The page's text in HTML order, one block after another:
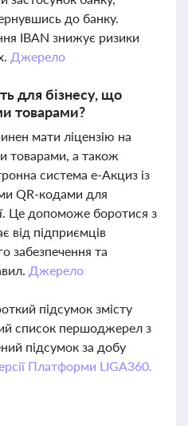
до банку.
IBAN знижує ризики
Джерело
для бізнесу, що
товарами?
мати ліцензію на
товарами, а також
система е-Акциз із
QR-кодами для
Це допоможе боротися з
від підприємців
забезпечення та
Джерело
підсумок змісту
список першоджерел з
підсумок за добу
Платформи LIGA360.